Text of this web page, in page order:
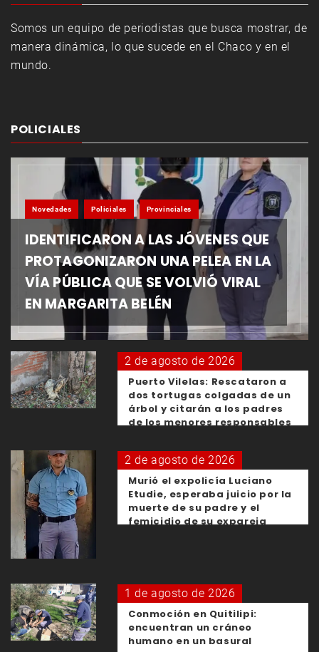
Somos un equipo de periodistas que busca mostrar, de
manera dinámica, lo que sucede en el Chaco y en el
mundo.
POLICIALES
Novedades Policiales Provinciales
IDENTIFICARON A LAS JÓVENES QUE
PROTAGONIZARON UNA PELEA EN LA
VÍA PÚBLICA QUE SE VOLVIÓ VIRAL
EN MARGARITA BELÉN
2 de agosto de 2026
Puerto Vilelas: Rescataron a
dos tortugas colgadas de un
árbol y citarán a los padres
de los menores responsables
2 de agosto de 2026
Murió el expolicía Luciano
Etudie, esperaba juicio por la
muerte de su padre y el
femicidio de su expareja
1 de agosto de 2026
Conmoción en Quitilipi:
encuentran un cráneo
humano en un basural